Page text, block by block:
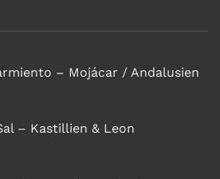
– Mojácar / Andalusien
– Kastillien & Leon